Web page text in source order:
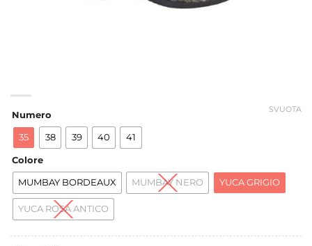
Numero
35 38 39 40 41
Colore
MUMBAY BORDEAUX MUMBAY NERO YUCA GRIGIO
YUCA ROSA ANTICO
SVUOTA